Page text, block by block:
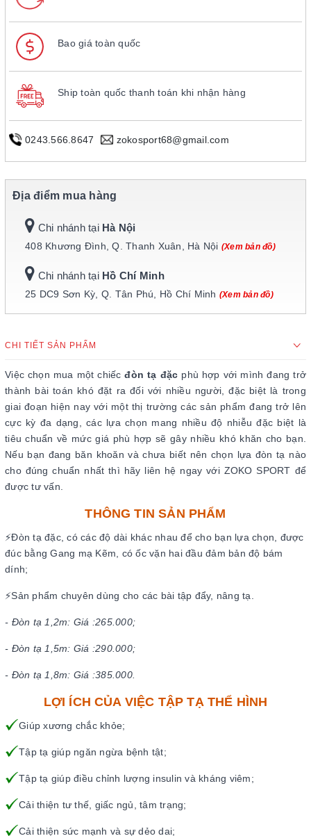
Bao giá toàn quốc
Ship toàn quốc thanh toán khi nhận hàng
0243.566.8647 zokosport68@gmail.com
Địa điểm mua hàng
Chi nhánh tại Hà Nội
408 Khương Đình, Q. Thanh Xuân, Hà Nội (Xem bản đồ)
Chi nhánh tại Hồ Chí Minh
25 DC9 Sơn Kỳ, Q. Tân Phú, Hồ Chí Minh (Xem bản đồ)
CHI TIẾT SẢN PHẨM
Việc chọn mua một chiếcđòn tạ đặc phù hợp với mình đang trở
thành bài toán khó đặt ra đối với nhiều người, đặc biệt là trong
giai đoạn hiện nay với một thị trường các sản phẩm đang trở lên
cực kỳ đa dạng, các lựa chọn mang nhiều độ nhiễu đặc biệt là
tiêu chuẩn về mức giá phù hợp sẽ gây nhiều khó khăn cho bạn.
Nếu bạn đang băn khoăn và chưa biết nên chọn lựa đòn tạ nào
cho đúng chuẩn nhất thì hãy liên hệ ngay với ZOKO SPORT để
được tư vấn.
THÔNG TIN SẢN PHẨM
⚡Đòn tạ đặc, có các độ dài khác nhau để cho bạn lựa chọn, được
đúc bằng Gang mạ Kẽm, có ốc vặn hai đầu đảm bản độ bám
dính;
⚡Sản phẩm chuyên dùng cho các bài tập đẩy, nâng tạ.
- Đòn tạ 1,2m: Giá :265.000;
- Đòn tạ 1,5m: Giá :290.000;
- Đòn tạ 1,8m: Giá :385.000.
LỢI ÍCH CỦA VIỆC TẬP TẠ THỂ HÌNH
Giúp xương chắc khỏe;
Tập tạ giúp ngăn ngừa bệnh tật;
Tập tạ giúp điều chỉnh lượng insulin và kháng viêm;
Cải thiện tư thế, giấc ngủ, tâm trạng;
Cải thiện sức mạnh và sự dẻo dai;